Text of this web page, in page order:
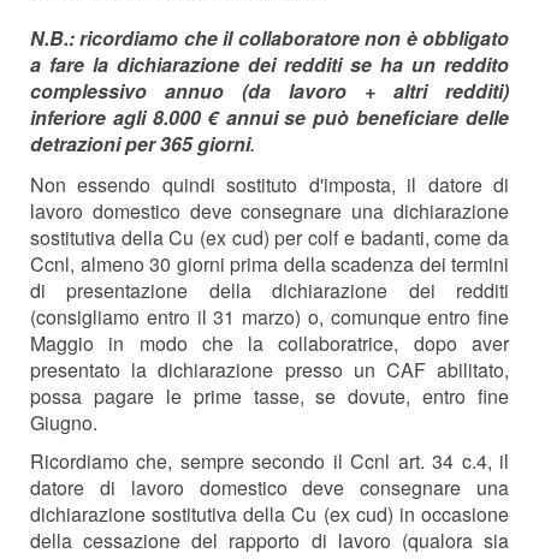
N.B.: ricordiamo che il collaboratore non è obbligato
a fare la dichiarazione dei redditi se ha un reddito
complessivo annuo (da lavoro + altri redditi)
inferiore agli 8.000 € annui se può beneficiare delle
detrazioni per 365 giorni.
Non essendo quindi sostituto d'imposta, il datore di
lavoro domestico deve consegnare una dichiarazione
sostitutiva della Cu (ex cud) per colf e badanti, come da
Ccnl, almeno 30 giorni prima della scadenza dei termini
di presentazione della dichiarazione dei redditi
(consigliamo entro il 31 marzo) o, comunque entro fine
Maggio in modo che la collaboratrice, dopo aver
presentato la dichiarazione presso un CAF abilitato,
possa pagare le prime tasse, se dovute, entro fine
Giugno.
Ricordiamo che, sempre secondo il Ccnl art. 34 c.4, il
datore di lavoro domestico deve consegnare una
dichiarazione sostitutiva della Cu (ex cud) in occasione
della cessazione del rapporto di lavoro (qualora sia